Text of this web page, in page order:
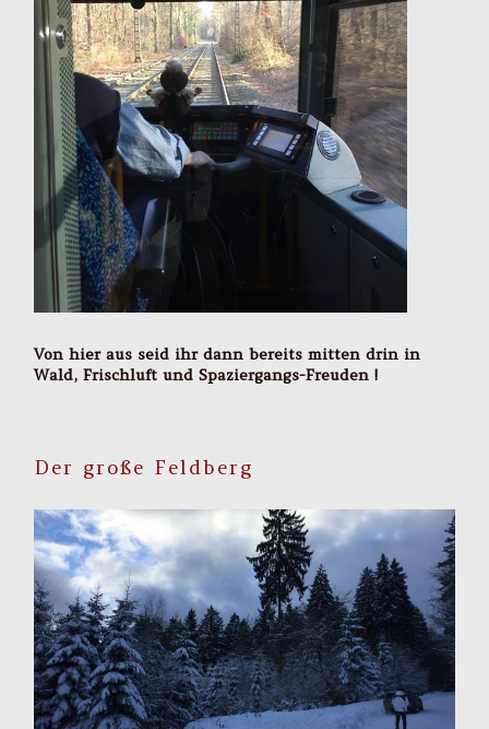
Von hier aus seid ihr dann bereits mitten drin in
Wald, Frischluft und Spaziergangs-Freuden !
Der große Feldberg